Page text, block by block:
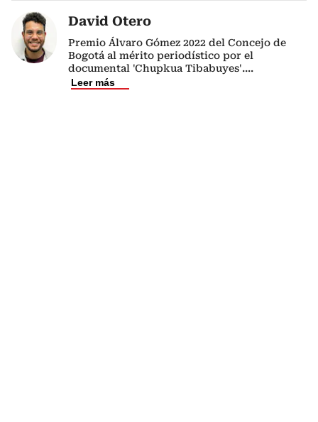
David Otero
Premio Álvaro Gómez 2022 del Concejo de
Bogotá al mérito periodístico por el
documental 'Chupkua Tibabuyes'....
Leer más